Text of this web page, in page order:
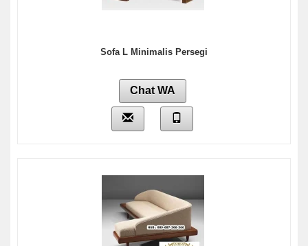
Sofa L Minimalis Persegi
Chat WA